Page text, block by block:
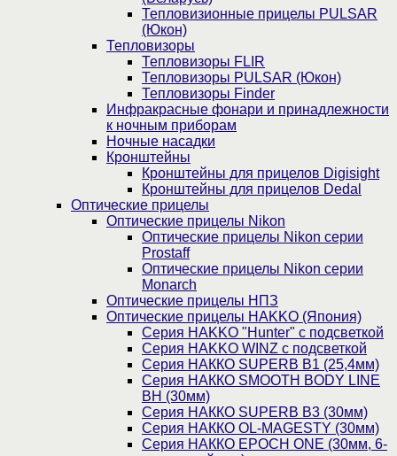
Тепловизионные прицелы PULSAR
(Юкон)
Тепловизоры
Тепловизоры FLIR
Тепловизоры PULSAR (Юкон)
Тепловизоры Finder
Инфракрасные фонари и принадлежности
к ночным приборам
Ночные насадки
Кронштейны
Кронштейны для прицелов Digisight
Кронштейны для прицелов Dedal
Оптические прицелы
Оптические прицелы Nikon
Оптические прицелы Nikon серии
Prostaff
Оптические прицелы Nikon серии
Monarch
Оптические прицелы НПЗ
Оптические прицелы HAKKO (Япония)
Cерия HAKKO "Hunter" с подсветкой
Серия НAKKO WINZ с подсветкой
Серия НАККО SUPERB B1 (25,4мм)
Серия НАККО SMOOTH BODY LINE
BH (30мм)
Серия НАККО SUPERB B3 (30мм)
Серия НАККО OL-MAGESTY (30мм)
Серия НАККО EPOCH ONE (30мм, 6-